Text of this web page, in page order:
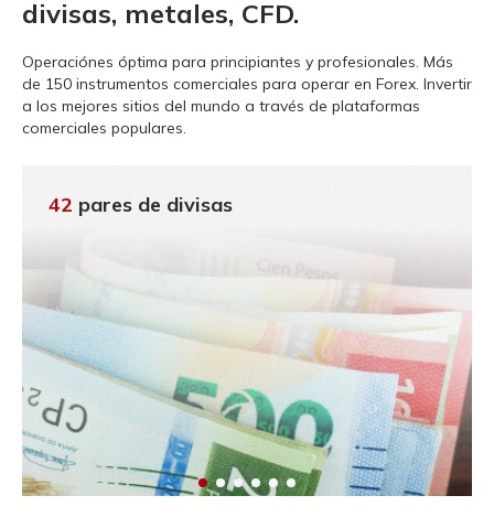
divisas, metales, CFD.
Operaciónes óptima para principiantes y profesionales. Más
de 150 instrumentos comerciales para operar en Forex. Invertir
a los mejores sitios del mundo a través de plataformas
comerciales populares.
42 pares de divisas